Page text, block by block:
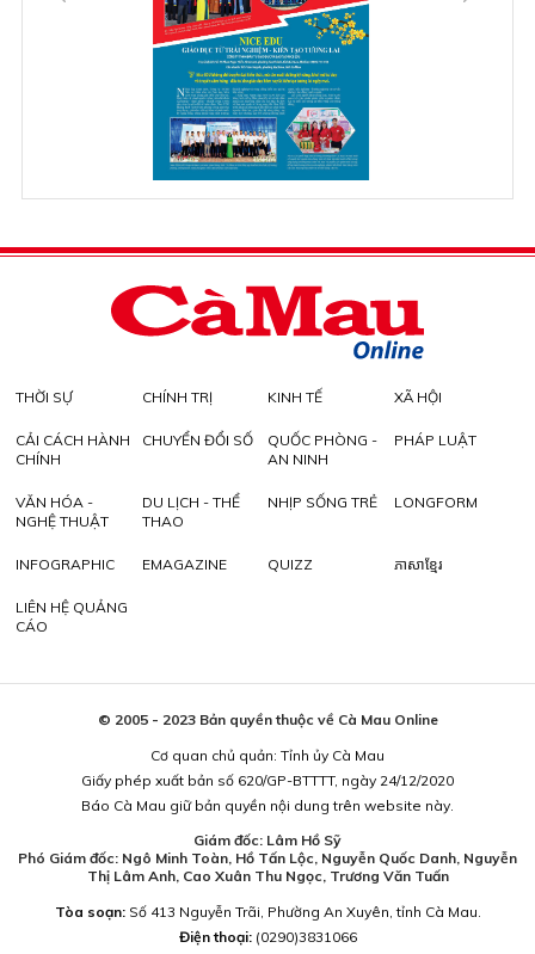
THỜI SỰ CHÍNH TRỊ KINH TẾ XÃ HỘI
CẢI CÁCH HÀNH
CHÍNH
CHUYỂN ĐỔI SỐ
QUỐC PHÒNG -
AN NINH
PHÁP LUẬT
VĂN HÓA -
NGHỆ THUẬT
DU LỊCH - THỂ
THAO
NHỊP SỐNG TRẺ LONGFORM
INFOGRAPHIC EMAGAZINE QUIZZ ភាសាខ្មែរ
LIÊN HỆ QUẢNG
CÁO
© 2005 - 2023 Bản quyền thuộc về Cà Mau Online
Cơ quan chủ quản: Tỉnh ủy Cà Mau
Giấy phép xuất bản số 620/GP-BTTTT, ngày 24/12/2020
Báo Cà Mau giữ bản quyền nội dung trên website này.
Giám đốc: Lâm Hồ Sỹ
Phó Giám đốc: Ngô Minh Toàn, Hồ Tấn Lộc, Nguyễn Quốc Danh, Nguyễn
Thị Lâm Anh, Cao Xuân Thu Ngọc, Trương Văn Tuấn
Tòa soạn:Số 413 Nguyễn Trãi, Phường An Xuyên, tỉnh Cà Mau.
Điện thoại: (0290)3831066